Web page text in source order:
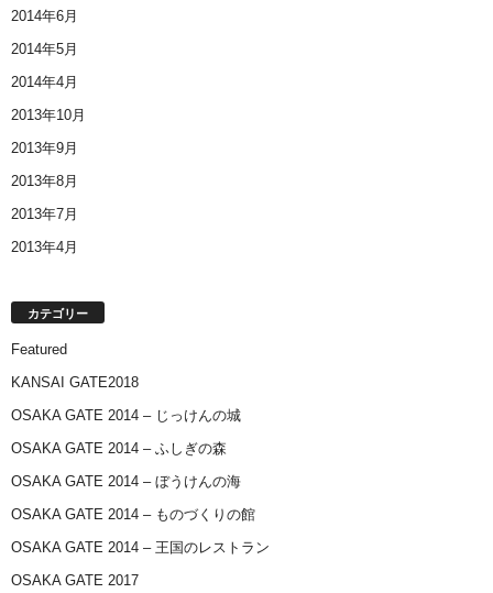
2014年6月
2014年5月
2014年4月
2013年10月
2013年9月
2013年8月
2013年7月
2013年4月
カテゴリー
Featured
KANSAI GATE2018
OSAKA GATE 2014 – じっけんの城
OSAKA GATE 2014 – ふしぎの森
OSAKA GATE 2014 – ぼうけんの海
OSAKA GATE 2014 – ものづくりの館
OSAKA GATE 2014 – 王国のレストラン
OSAKA GATE 2017